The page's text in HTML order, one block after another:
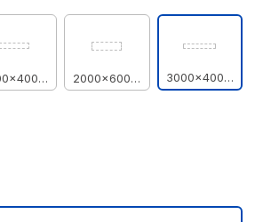
2000x600mm 3000x400mm